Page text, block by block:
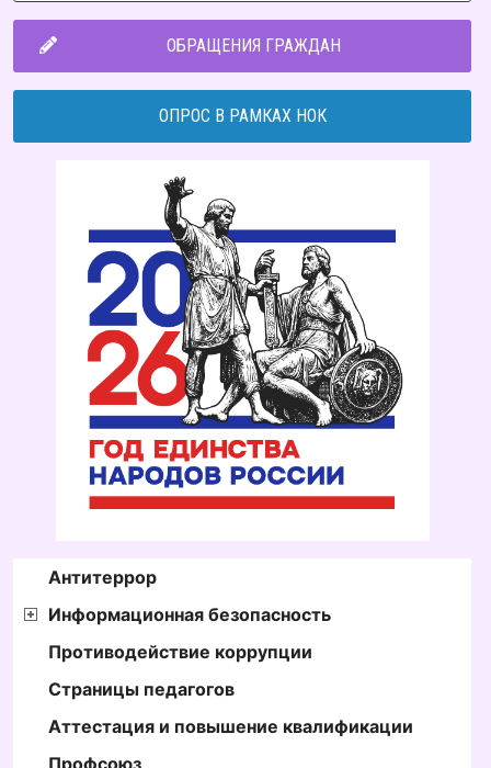
ОБРАЩЕНИЯ ГРАЖДАН
ОПРОС В РАМКАХ НОК
Антитеррор
Информационная безопасность
Противодействие коррупции
Страницы педагогов
Аттестация и повышение квалификации
Профсоюз